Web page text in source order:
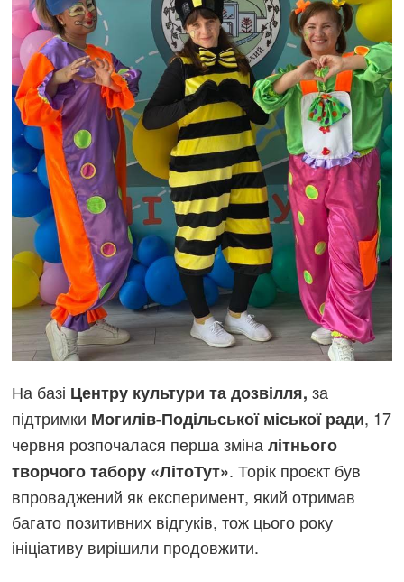
На базі Центру культури та дозвілля, за
підтримки Могилів-Подільської міської ради, 17
червня розпочалася перша зміналітнього
творчого табору «ЛітоТут». Торік проєкт був
впроваджений як експеримент, який отримав
багато позитивних відгуків, тож цього року
ініціативу вирішили продовжити.